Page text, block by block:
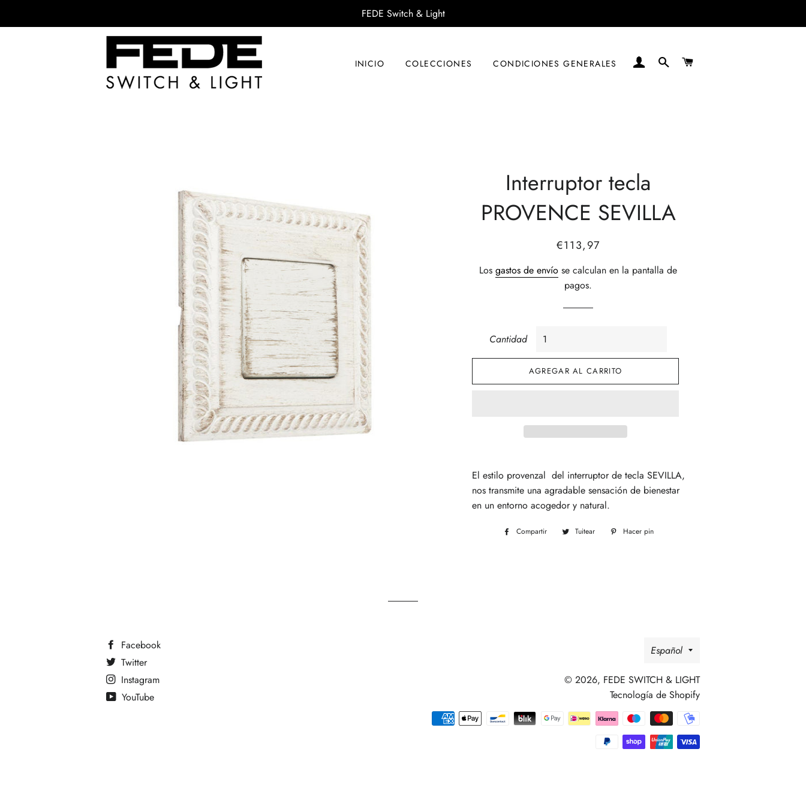
FEDE Switch & Light
INICIO COLECCIONES CONDICIONES GENERALES INGRESAR
BUSCAR
Interruptor tecla
PROVENCE SEVILLA
Precio
Precio
venta
€113,97
Losgastos de envío se calculan en la pantalla de
pagos.
Cantidad
AGREGAR AL CARRITO
El estilo provenzal del interruptor de tecla SEVILLA,
nos transmite una agradable sensación de bienestar
en un entorno acogedor y natural.
Compartir
CompartirTuitear
Tuitear
Hacer pin
Facebook
Twitter
Instagram
YouTube
Idioma
Español
© 2026, FEDE SWITCH & LIGHT
Tecnología de Shopify